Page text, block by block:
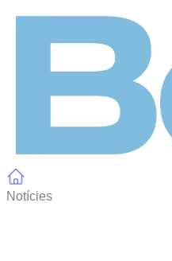
Notícies